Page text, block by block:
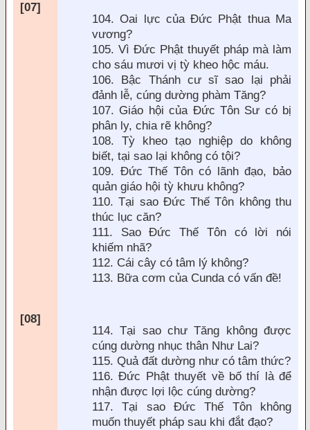
[07]
104. Oai lực củaĐức Phật thua Ma
vương?
105. Vì Đức Phật thuyết pháp mà làm
cho sáu mươi vị tỳ kheo hộc máu.
106. Bậc Thánh cư sĩ sao lại phải
đảnh lễ, cúng dường phàm Tăng?
107. Giáo hội của Đức Tôn Sư có bị
phân ly, chia rẽ không?
108. Tỳ kheo tạo nghiệp do không
biết, tại sao lại không có tội?
109. Đức Thế Tôn có lãnhđạo, bảo
quản giáo hội tỳ khưu không?
110. Tại sao Đức Thế Tôn không thu
thúc lục căn?
111. Sao Đức Thế Tôn có lời nói
khiếm nhã?
112. Cái cây có tâm lý không?
113. Bữa cơm của Cunda có vấn đề!
[08]
114. Tại sao chư Tăng không được
cúng dường nhục thân Như Lai?
115. Quả đất dường như có tâm thức?
116. Đức Phật thuyết về bố thí là để
nhận được lợi lộc cúng dường?
117. Tại sao Đức Thế Tôn không
muốn thuyết pháp sau khi đắt đạo?